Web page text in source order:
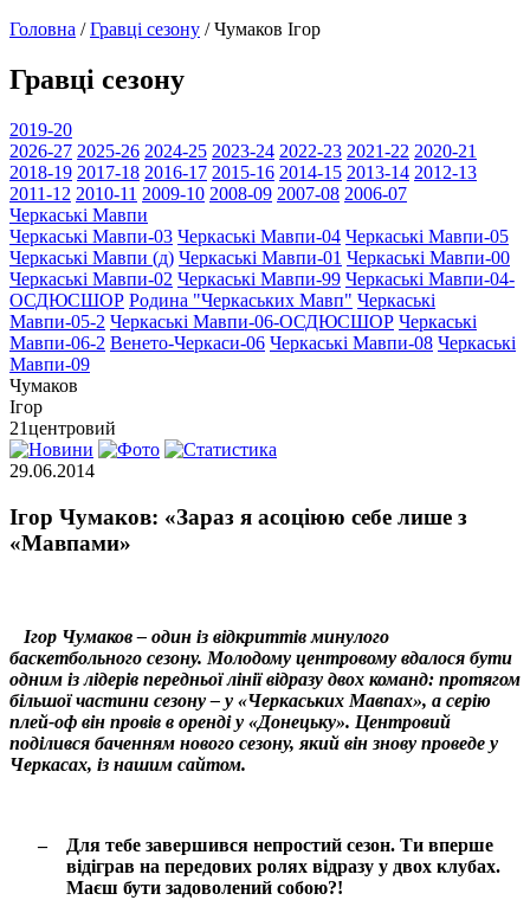
Головна /Гравці сезону /Чумаков Ігор
Гравці сезону
2019-20
2026-27 2025-26 2024-25 2023-24 2022-23 2021-22 2020-21
2018-19 2017-18 2016-17 2015-16 2014-15 2013-14 2012-13
2011-12 2010-11 2009-10 2008-09 2007-08 2006-07
Черкаські Мавпи
Черкаські Мавпи-03 Черкаські Мавпи-04 Черкаські Мавпи-05
Черкаські Мавпи (д) Черкаські Мавпи-01 Черкаські Мавпи-00
Черкаські Мавпи-02 Черкаські Мавпи-99 Черкаські Мавпи-04-
ОСДЮСШОР Родина "Черкаcьких Мавп" Черкаські
Мавпи-05-2 Черкаські Мавпи-06-ОСДЮСШОР Черкаські
Мавпи-06-2 Венето-Черкаси-06 Черкаські Мавпи-08 Черкаські
Мавпи-09
Чумаков
Ігор
21центровий
29.06.2014
Ігор Чумаков: «Зараз я асоціюю себе лише з
«Мавпами»
Ігор Чумаков – один із відкриттів минулого
баскетбольного сезону. Молодому центровому вдалося бути
одним із лідерів передньої лінії відразу двох команд: протягом
більшої частини сезону – у «Черкаських Мавпах», а серію
плей-оф він провів в оренді у «Донецьку». Центровий
поділився баченням нового сезону, який він знову проведе у
Черкасах, із нашим сайтом.
–
Для тебе завершився непростий сезон. Ти вперше
відіграв на передових ролях відразу у двох клубах.
Маєш бути задоволений собою?!